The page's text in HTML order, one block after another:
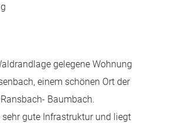
gelegene Wohnung
einem schönen Ort der
Baumbach.
sehr gute Infrastruktur und liegt